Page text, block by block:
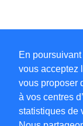
En
vous acceptez
vous proposer
à vos centres
statistiques de